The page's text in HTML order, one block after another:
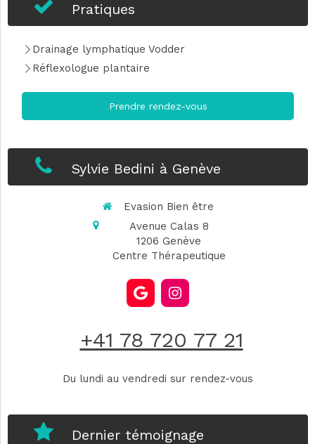
Pratiques
Drainage lymphatique Vodder
Réflexologue plantaire
Prendre rendez-vous
Sylvie Bedini à Genève
Evasion Bien être
Avenue Calas 8
1206 Genève
Centre Thérapeutique
+41 78 720 77 21
Du lundi au vendredi sur rendez-vous
Dernier témoignage